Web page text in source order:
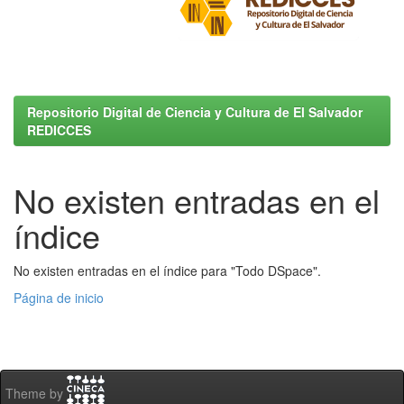
Repositorio Digital de Ciencia y Cultura de El Salvador
REDICCES
No existen entradas en el
índice
No existen entradas en el índice para "Todo DSpace".
Página de inicio
Theme by